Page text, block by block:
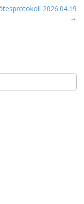
2026.04.19
→